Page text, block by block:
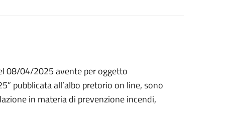
08/04/2025 avente per oggetto
pubblicata all’albo pretorio on line, sono
in materia di prevenzione incendi,